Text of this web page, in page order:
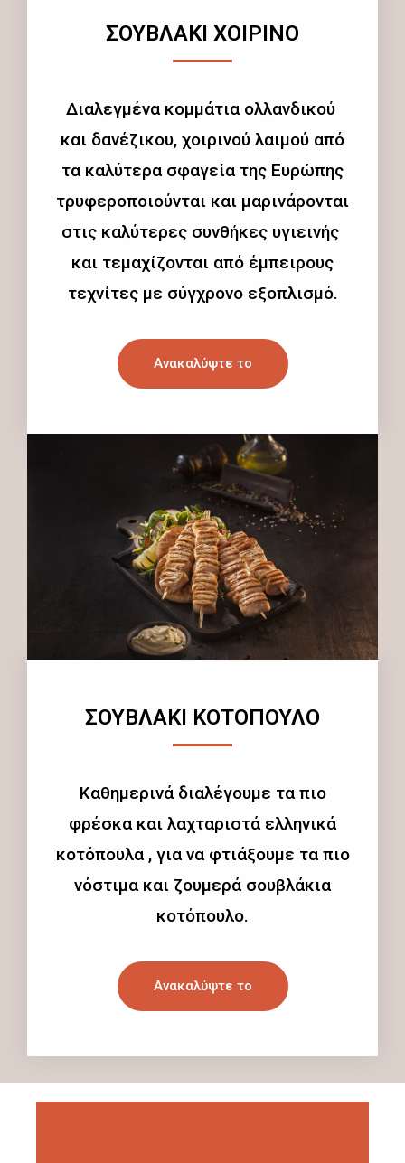
ΣΟΥΒΛΑΚΙ ΧΟΙΡΙΝΟ
Διαλεγμένα κομμάτια ολλανδικού
και δανέζικου, χοιρινού λαιμού από
τα καλύτερα σφαγεία της Ευρώπης
τρυφεροποιούνται και μαρινάρονται
στις καλύτερες συνθήκες υγιεινής
και τεμαχίζονται από έμπειρους
τεχνίτες με σύγχρονο εξοπλισμό.
Ανακαλύψτε το
ΣΟΥΒΛΑΚΙ ΚΟΤΟΠΟΥΛΟ
Καθημερινά διαλέγουμε τα πιο
φρέσκα και λαχταριστά ελληνικά
κοτόπουλα , για να φτιάξουμε τα πιο
νόστιμα και ζουμερά σουβλάκια
κοτόπουλο.
Ανακαλύψτε το